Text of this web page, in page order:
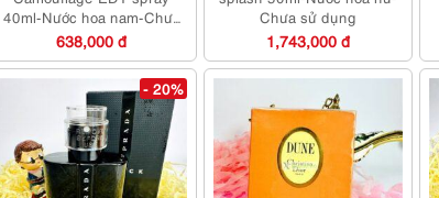
40ml-Nước hoa nam-Chưa
sử dụng
638,000 đ
Chưa sử dụng
1,743,000 đ
- 20%